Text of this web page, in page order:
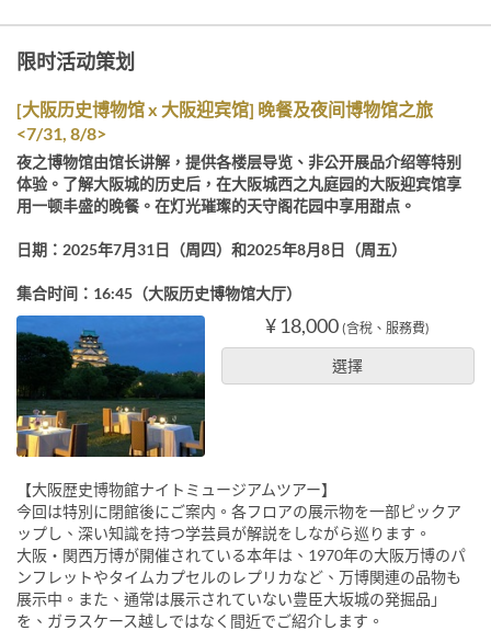
限时活动策划
[大阪历史博物馆 x 大阪迎宾馆] 晚餐及夜间博物馆之旅
<7/31, 8/8>
夜之博物馆由馆长讲解，提供各楼层导览、非公开展品介绍等特别
体验。了解大阪城的历史后，在大阪城西之丸庭园的大阪迎宾馆享
用一顿丰盛的晚餐。在灯光璀璨的天守阁花园中享用甜点。
日期：2025年7月31日（周四）和2025年8月8日（周五）
集合时间：16:45（大阪历史博物馆大厅）
¥ 18,000 (含稅、服務費)
選擇
【大阪歴史博物館ナイトミュージアムツアー】
今回は特別に閉館後にご案内。各フロアの展示物を一部ピックア
ップし、深い知識を持つ学芸員が解説をしながら巡ります。
大阪・関西万博が開催されている本年は、1970年の大阪万博のパ
ンフレットやタイムカプセルのレプリカなど、万博関連の品物も
展示中。また、通常は展示されていない豊臣大坂城の発掘品」
を、ガラスケース越しではなく間近でご紹介します。